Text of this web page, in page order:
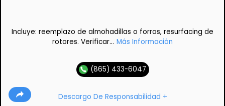
Incluye: reemplazo de almohadillas o forros, resurfacing de
rotores. Verificar... Más Información
(865) 433-6047
Descargo De Responsabilidad +